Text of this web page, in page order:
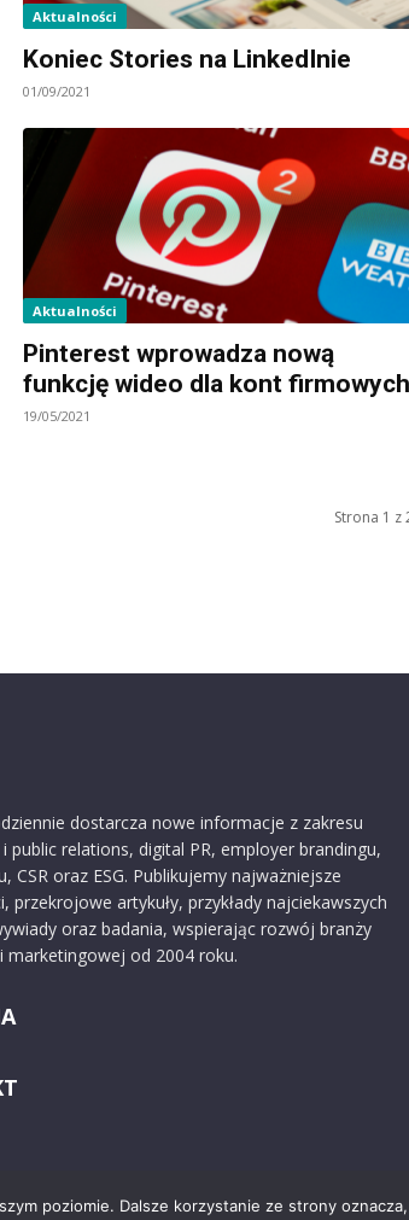
Aktualności
Koniec Stories na LinkedInie
01/09/2021
Aktualności
Pinterest wprowadza nową
funkcję wideo dla kont firmowych
19/05/2021
Strona 1 z
dostarcza nowe informacje z zakresu
public relations, digital PR, employer brandingu,
CSR oraz ESG. Publikujemy najważniejsze
przekrojowe artykuły, przykłady najciekawszych
oraz badania, wspierając rozwój branży
marketingowej od 2004 roku.
poziomie. Dalsze korzystanie ze strony